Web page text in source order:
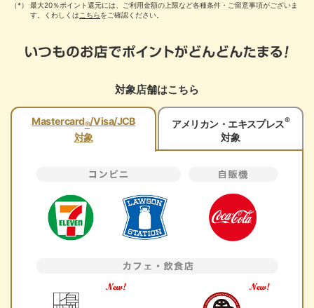
最大20％ポイント還元には、ご利用金額の上限など各種条件・ご留意事項がございま
す。くわしくは こちらをご確認ください。
対象店舗はこちら
Mastercard®/Visa/JCB
対象
アメリカン・エキスプレス®
対象